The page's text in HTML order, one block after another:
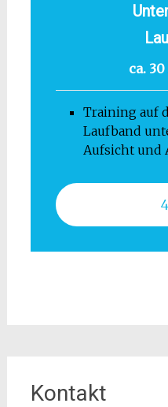
ca.
Training auf
Laufband
Aufsicht und
Kontakt